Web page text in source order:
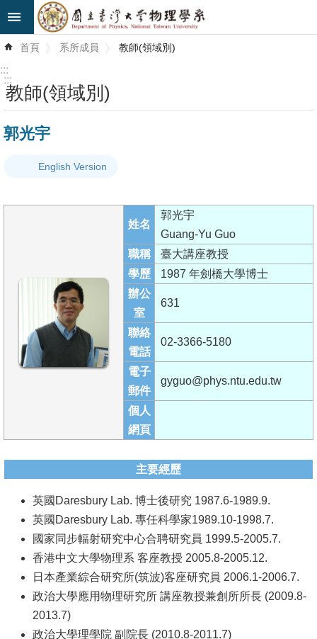
跳到主要內容區塊
階
最
新
員
及
課
程
學
生
務
首頁 系所成員 教師(領域別)
:::
:::
教師(領域別)
郭光宇
English Version
姓名
郭光宇
Guang-Yu Guo
職稱
臺大講座教授
學歷
1987 年劍橋大學博士
辦公
室
631
聯絡
電話
02-3366-5180
電子
郵件
gyguo@phys.ntu.edu.tw
個人
網頁
主要經歷
英國Daresbury Lab. 博士後研究 1987.6-1989.9.
英國Daresbury Lab. 專任科學家1989.10-1998.7.
國家同步輻射研究中心合聘研究員 1999.5-2005.7.
香港中文大學物理系 客座教授 2005.8-2005.12.
日本產業綜合研究所(筑波)客座研究員 2006.1-2006.7.
政治大學應用物理研究所 講座教授兼創所所長 (2009.8-
2013.7)
政治大學理學院 副院長 (2010.8-2011.7)